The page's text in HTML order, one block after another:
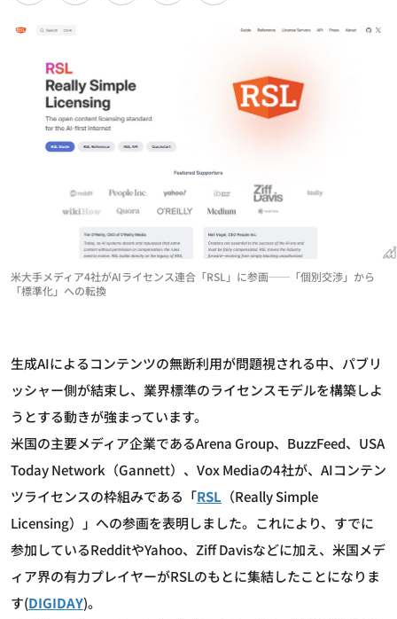
米大手メディア4社がAIライセンス連合「RSL」に参画──「個別交渉」から
「標準化」への転換
生成AIによるコンテンツの無断利用が問題視される中、パブリ
ッシャー側が結束し、業界標準のライセンスモデルを構築しよ
うとする動きが強まっています。
米国の主要メディア企業であるArena Group、BuzzFeed、USA
Today Network（Gannett）、Vox Mediaの4社が、AIコンテン
ツライセンスの枠組みである「RSL （Really Simple
Licensing）」への参画を表明しました。これにより、すでに
参加しているRedditやYahoo、Ziff Davisなどに加え、米国メデ
ィア界の有力プレイヤーがRSLのもとに集結したことになりま
す(DIGIDAY)。